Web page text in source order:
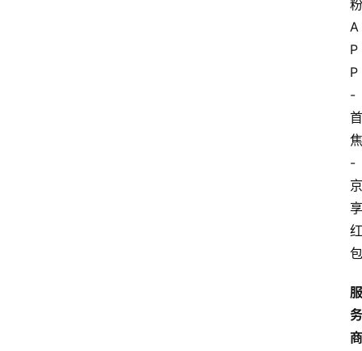
粉
A
P
P
-
首
焦
-
京
享
红
包
服
务
商